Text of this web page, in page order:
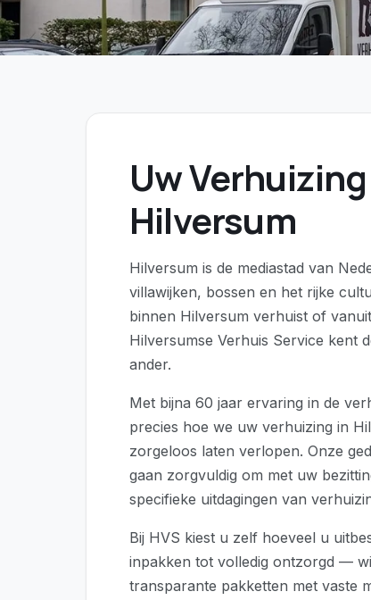
Uw
Hilversum
Hilversum is de mediastad van
villawijken, bossen en het rijke
binnen Hilversum verhuist of
Hilversumse Verhuis Service kent
ander.
Met bijna 60 jaar ervaring in de
precies hoe we uw verhuizing in
zorgeloos laten verlopen. Onze
gaan zorgvuldig om met uw
specifieke uitdagingen van
Bij HVS kiest u zelf hoeveel u
inpakken tot volledig ontzorgd —
transparante pakketten met vaste